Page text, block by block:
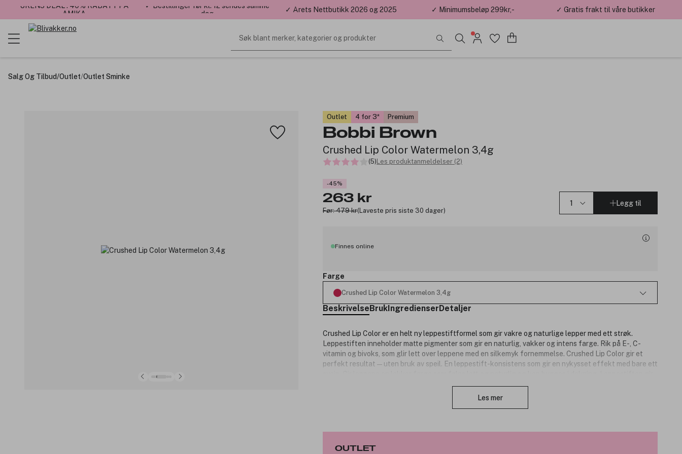
UKENS DEAL : 40% RABATT PÅ
AMIKA
✓ Bestillinger før kl. 12 sendes samme
dag
✓ Årets Nettbutikk 2026 og 2025 ✓ Minimumsbeløp 299kr,- ✓ Gratis frakt til våre butikker
Søk blant merker, kategorier og produkter
Salg Og Tilbud/Outlet/Outlet Sminke
Outlet 4 for 3 Premium
Bobbi Brown
Crushed Lip Color Watermelon 3,4g
(5)Les produktanmeldelser (2)
-45%
263 kr
Før: 479 kr(Laveste pris siste 30 dager)
Legg til
Finnes online
Farge
Crushed Lip Color Watermelon 3,4g
Beskrivelse Bruk Ingredienser Detaljer
Crushed Lip Color er en helt ny leppestiftformel som gir vakre og naturlige lepper med ett strøk.
Leppestiften inneholder matte pigmenter som gir en naturlig, vakker og intens farge. Rik på E-, C-
vitamin og bivoks, som glir lett over leppene med en silkemyk fornemmelse. Crushed Lip Color gir et
perfekt resultat — uten bruk av speil. En leppestift-konsistens som gir en nykysset effekt med bare ett
samme fuktighetspleie som leppepomade.
vakkert fuktet.
Les mer
OUTLET